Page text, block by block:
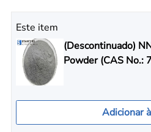
Este item
(Descontinuado)
Powder (CAS No.:
Adicionar